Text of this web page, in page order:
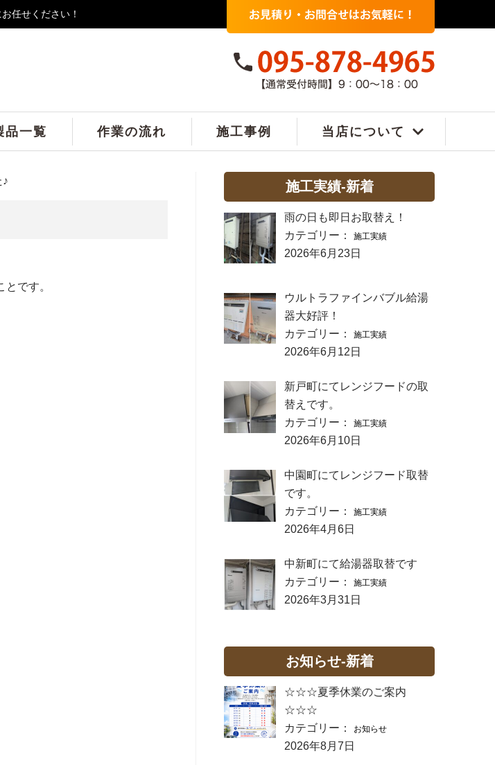
任せください！
品一覧 作業の流れ 施工事例 当店について
です。
施工実績-新着
雨の日も即日お取替え！
カテゴリー：
施工実績
2026年6月23日
ウルトラファインバブル給湯
器大好評！
カテゴリー：
施工実績
2026年6月12日
新戸町にてレンジフードの取
替えです。
カテゴリー：
施工実績
2026年6月10日
中園町にてレンジフード取替
です。
カテゴリー：
施工実績
2026年4月6日
中新町にて給湯器取替です
カテゴリー：
施工実績
2026年3月31日
お知らせ-新着
☆☆☆夏季休業のご案内
☆☆☆
カテゴリー：
お知らせ
2026年8月7日